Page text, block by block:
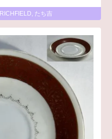
RICHFIELD たち吉